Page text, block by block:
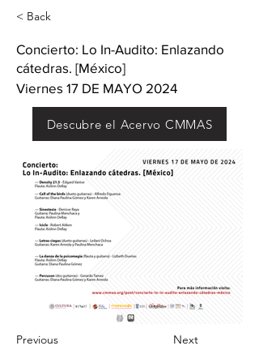
< Back
Concierto: Lo In-Audito: Enlazando
cátedras. [México]
Viernes 17 DE MAYO 2024
Descubre el Acervo CMMAS
Previous Next